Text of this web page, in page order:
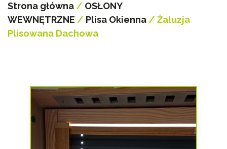
Strona główna / OSŁONY
WEWNĘTRZNE / Plisa Okienna / Żaluzja
Plisowana Dachowa